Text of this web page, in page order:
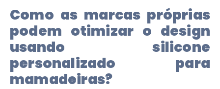
Como as marcas próprias
podem otimizar o design
usando silicone
personalizado para
mamadeiras?